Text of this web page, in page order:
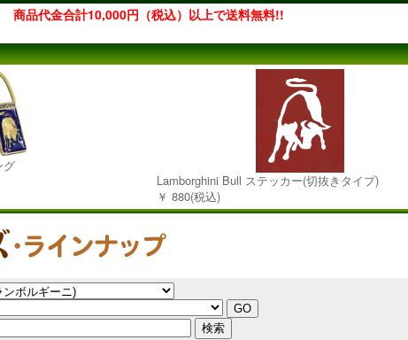
商品代金合計10,000円（税込）以上で送料無料!!
グ
Lamborghini Bull ステッカー(切抜きタイプ)
￥ 880(税込)